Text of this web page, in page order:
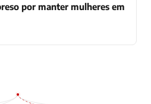
por manter mulheres em